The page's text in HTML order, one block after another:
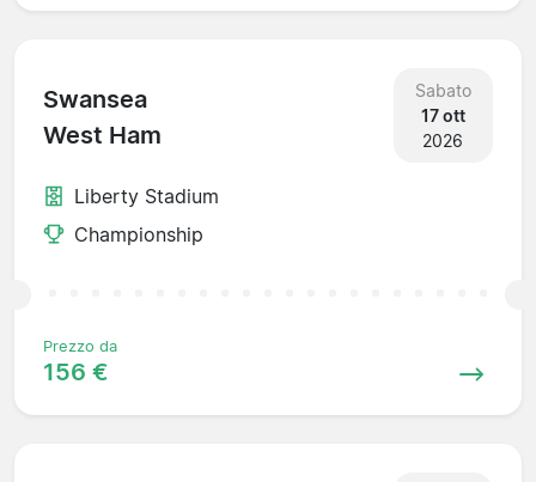
Swansea
West Ham
Sabato
17 ott
2026
Liberty Stadium
Championship
Prezzo da
156 €